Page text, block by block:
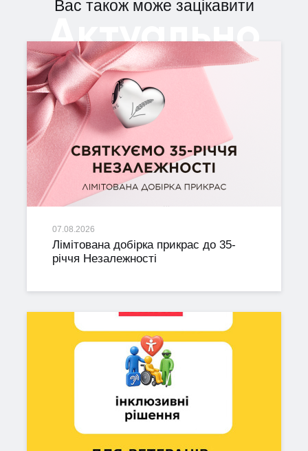
Вас також може зацікавити
Актуально
07.08.2026
Лімітована добірка прикрас до 35-
річчя Незалежності